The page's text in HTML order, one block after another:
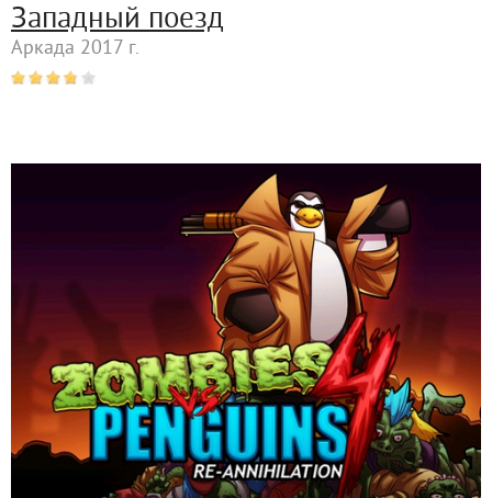
Западный поезд
Аркада 2017 г.